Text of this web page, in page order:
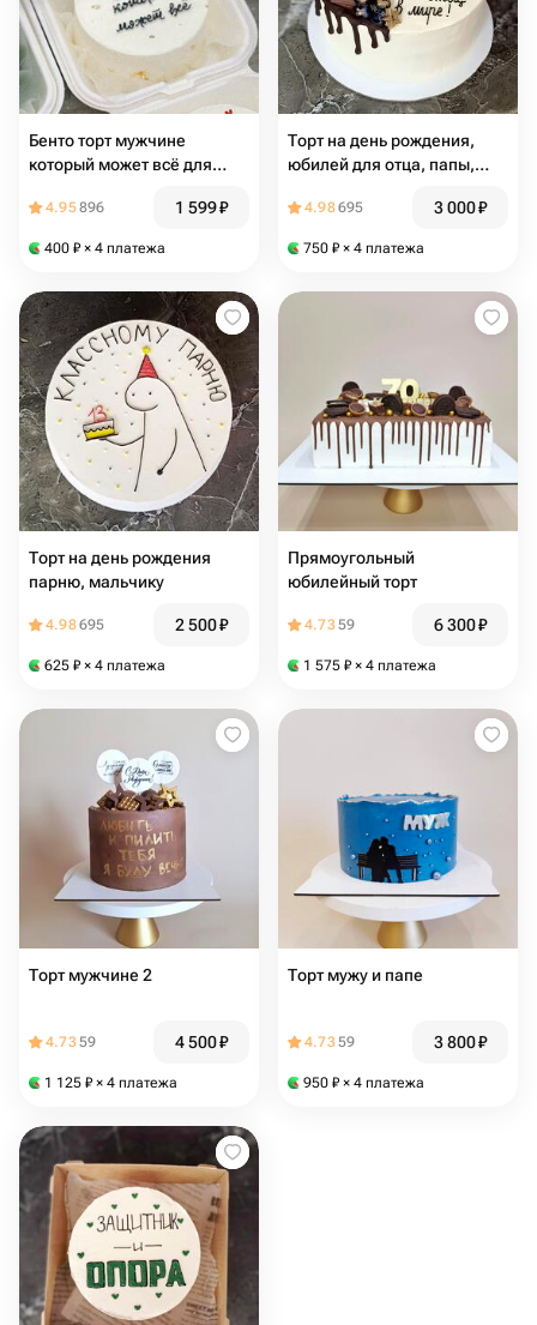
Бенто торт мужчине
который может всё для
4.95896 1 599₽
400 ₽ × 4 платежа
Торт на день рождения,
юбилей для отца, папы,
4.98695 3 000₽
750 ₽ × 4 платежа
Торт на день рождения
парню, мальчику
4.98695 2 500₽
625 ₽ × 4 платежа
Прямоугольный
юбилейный торт
4.7359 6 300₽
1 575 ₽ × 4 платежа
Торт мужчине 2
4.7359 4 500₽
1 125 ₽ × 4 платежа
Торт мужу и папе
4.7359 3 800₽
950 ₽ × 4 платежа